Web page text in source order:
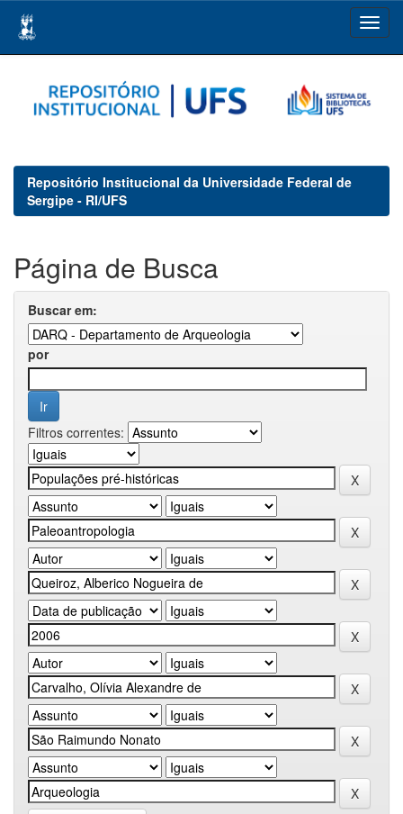
navigation
Repositório Institucional da Universidade Federal de
Sergipe - RI/UFS
Página de Busca
Buscar em:
por
Filtros correntes: